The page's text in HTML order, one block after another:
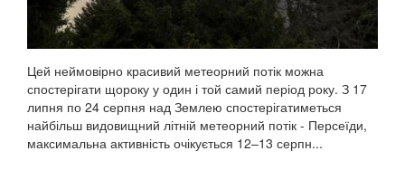
Цей неймовірно красивий метеорний потік можна
спостерігати щороку у один і той самий період року. З 17
липня по 24 серпня над Землею спостерігатиметься
найбільш видовищний літній метеорний потік - Персеїди,
максимальна активність очікується 12–13 серпн...